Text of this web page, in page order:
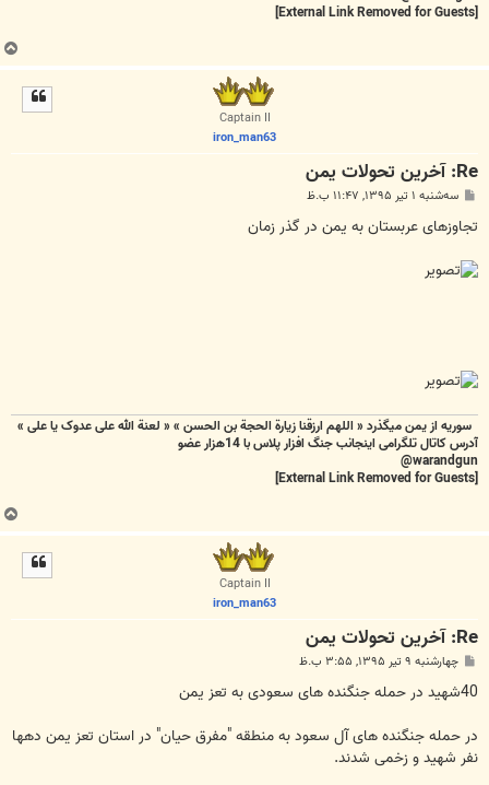
ب
ا
Captain II
iron_man63
Re: آخرین تحولات یمن
پ
ت
سه‌شنبه ۱ تیر ۱۳۹۵, ۱۱:۴۷ ب.ظ
تجاوزهای عربستان به یمن در گذر زمان
سوریه از یمن میگذرد « اللهم ارزقنا زيارة الحجة بن الحسن » « لعنة الله علی عدوک یا علی »
آدرس کاتال تلگرامی اینجانب جنگ افزار پلاس با 14هزار عضو
warandgun@
ب
ا
Captain II
iron_man63
Re: آخرین تحولات یمن
پ
ت
چهارشنبه ۹ تیر ۱۳۹۵, ۳:۵۵ ب.ظ
40شهید در حمله جنگنده های سعودی به تعز یمن
در حمله جنگنده های آل سعود به منطقه "مفرق حیان" در استان تعز یمن دهها
نفر شهید و زخمی شدند.